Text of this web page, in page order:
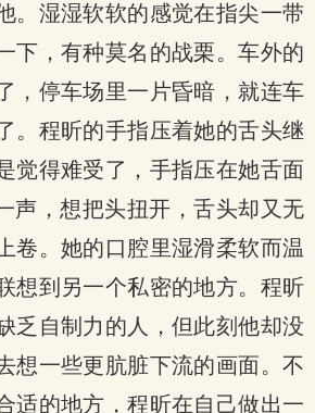
。湿湿软软的感觉在指尖一带
下，有种莫名的战栗。车外的
，停车场里一片昏暗，就连车
。程昕的手指压着她的舌头继
觉得难受了，手指压在她舌面
声，想把头扭开，舌头却又无
卷。她的口腔里湿滑柔软而温
想到另一个私密的地方。程昕
乏自制力的人，但此刻他却没
想一些更肮脏下流的画面。不
适的地方，程昕在自己做出一